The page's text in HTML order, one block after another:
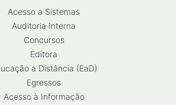
Acesso a Sistemas
Auditoria Interna
Concursos
Editora
a Distância (EaD)
Egressos
Acesso à Informação